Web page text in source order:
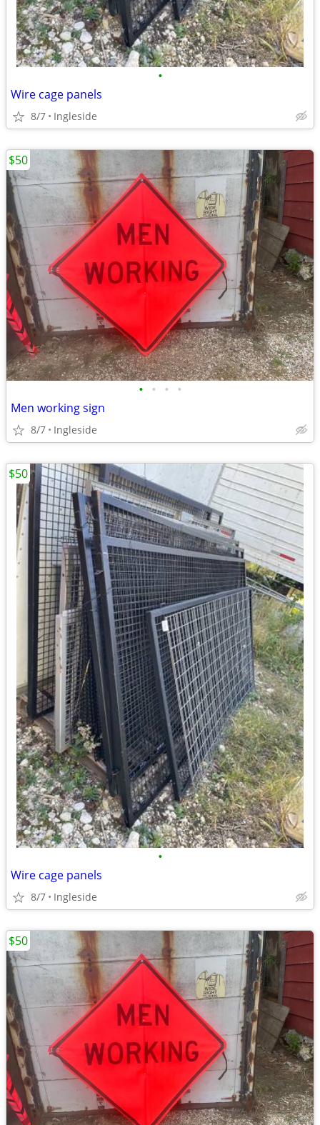
•
Wire cage panels
8/7 Ingleside
• • • •
Men working sign
8/7 Ingleside
$50
•
Wire cage panels
8/7 Ingleside
$50
$50